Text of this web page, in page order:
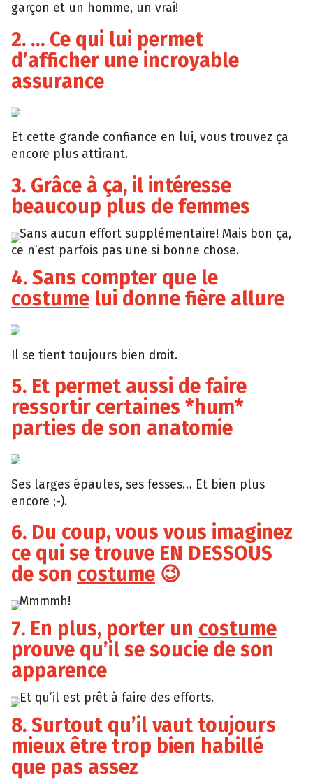
garçon et un homme, un vrai!
2. … Ce qui lui permet
d’afficher une incroyable
assurance
Et cette grande confiance en lui, vous trouvez ça
encore plus attirant.
3. Grâce à ça, il intéresse
beaucoup plus de femmes
Tumblr
Sans aucun effort supplémentaire! Mais bon ça,
ce n’est parfois pas une si bonne chose.
4. Sans compter que le
costume lui donne fière allure
Tumblr
Il se tient toujours bien droit.
5. Et permet aussi de faire
ressortir certaines *hum*
parties de son anatomie
Tumblr
Ses larges épaules, ses fesses… Et bien plus
encore ;-).
6. Du coup, vous vous imaginez
ce qui se trouve EN DESSOUS
de son costume 😉
Tumblr
Mmmmh!
7. En plus, porter un costume
prouve qu’il se soucie de son
apparence
Giphy
Et qu’il est prêt à faire des efforts.
8. Surtout qu’il vaut toujours
mieux être trop bien habillé
que pas assez